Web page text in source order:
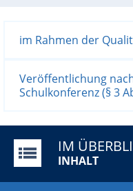
im Rahmen der
Veröffentlichung
Schulkonferenz (§ 3
IM
INHALT